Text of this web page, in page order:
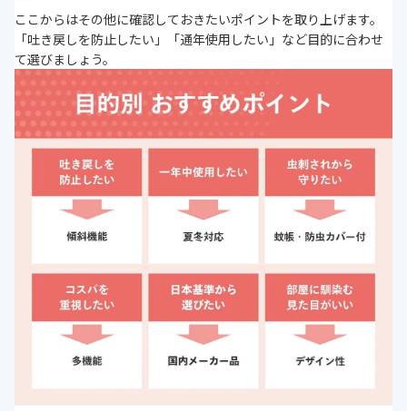
ここからはその他に確認しておきたいポイントを取り上げます。
「吐き戻しを防止したい」「通年使用したい」など目的に合わせ
て選びましょう。